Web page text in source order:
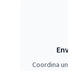
Coordina